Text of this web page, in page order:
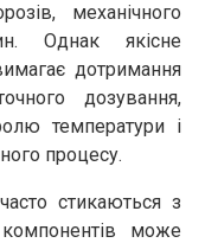
механічного
Однак якісне
дотримання
дозування,
температури і
процесу.
стикаються з
може